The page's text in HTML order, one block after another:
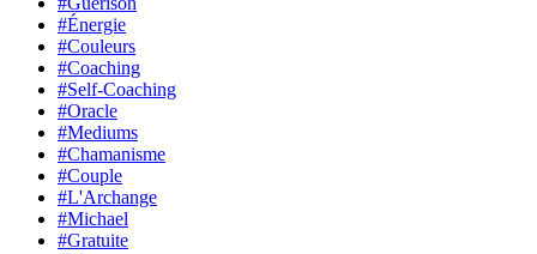
#Énergie
#Couleurs
#Coaching
#Self-Coaching
#Oracle
#Mediums
#Chamanisme
#Couple
#L'Archange
#Michael
#Gratuite